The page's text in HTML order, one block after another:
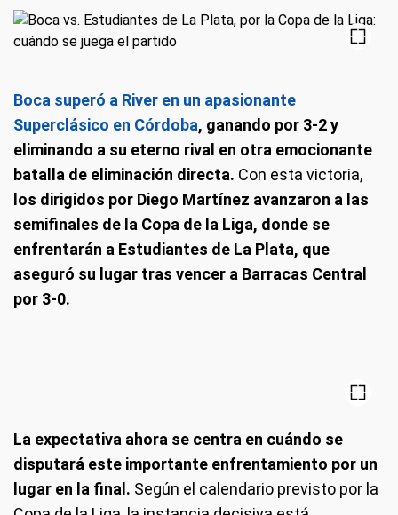
Boca superó a River en un apasionante
Superclásico en Córdoba, ganando por 3-2 y
eliminando a su eterno rival en otra emocionante
batalla de eliminación directa. Con esta victoria,
los dirigidos por Diego Martínez avanzaron a las
semifinales de la Copa de la Liga, donde se
enfrentarán a Estudiantes de La Plata, que
aseguró su lugar tras vencer a Barracas Central
por 3-0.
La expectativa ahora se centra en cuándo se
disputará este importante enfrentamiento por un
lugar en la final. Según el calendario previsto por la